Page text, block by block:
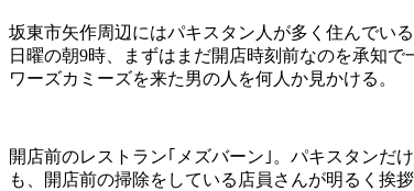
坂東市矢作周辺にはパキスタン人が多く住んでい
日曜の朝9時、まずはまだ開店時刻前なのを承知
ワーズカミーズを来た男の人を何人か見かける。
開店前のレストラン｢メズバーン｣。パキスタンだ
も、開店前の掃除をしている店員さんが明るく挨拶